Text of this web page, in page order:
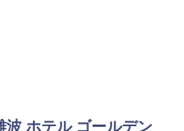
波 ホテル ゴールデン